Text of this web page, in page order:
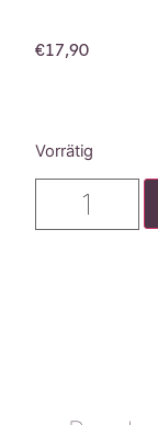
€17,90
Vorrätig